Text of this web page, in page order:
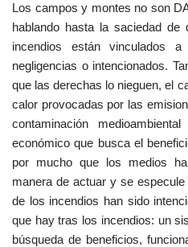
Los campos y montes no son
hablando hasta la saciedad de
incendios están vinculados
negligencias o intencionados.
que las derechas lo nieguen, el
calor provocadas por las
contaminación
económico que busca el
por mucho que los medios
manera de actuar y se
de los incendios han sido
que hay tras los incendios: un
búsqueda de beneficios,